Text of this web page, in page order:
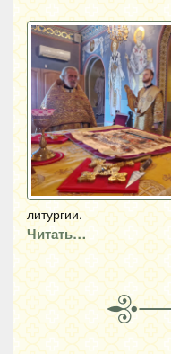
литургии.
Читать…